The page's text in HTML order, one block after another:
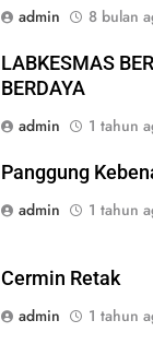
admin
8 bulan
LABKESMAS
BERDAYA
admin
1 tahun
Panggung
admin
1 tahun
Cermin Retak
admin
1 tahun